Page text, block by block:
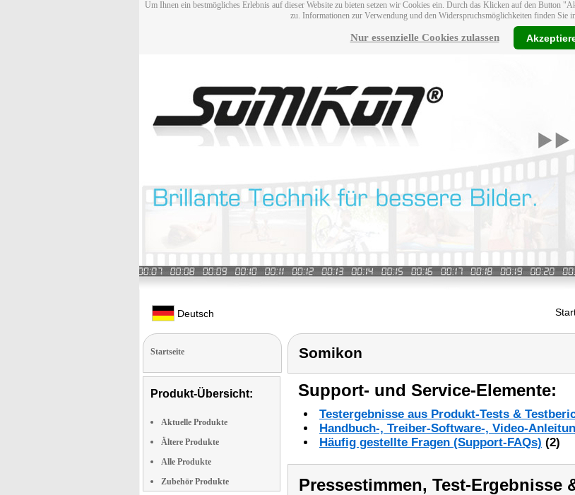
Um Ihnen ein bestmögliches Erlebnis auf dieser Website zu bieten setzen wir Cookies ein. Durch das Klicken auf den Button
zu. Informationen zur Verwendung und den Widerspruchsmöglichkeiten finden Sie
Nur essenzielle Cookies zulassen
Deutsch
Startseite
Produkt-Übersicht:
Aktuelle Produkte
Ältere Produkte
Alle Produkte
Zubehör Produkte
Somikon
Support- und Service-Elemente:
Testergebnisse aus Produkt-Tests &
Handbuch-, Treiber-Software-, Video-
Häufig gestellte Fragen (Support-FAQs) (2)
Pressestimmen, Test-Ergebnisse